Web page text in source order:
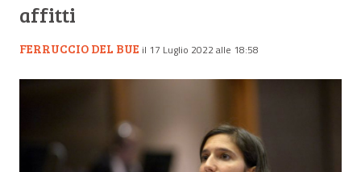
affitti
FERRUCCIO DEL BUE il 17 Luglio 2022 alle 18:58